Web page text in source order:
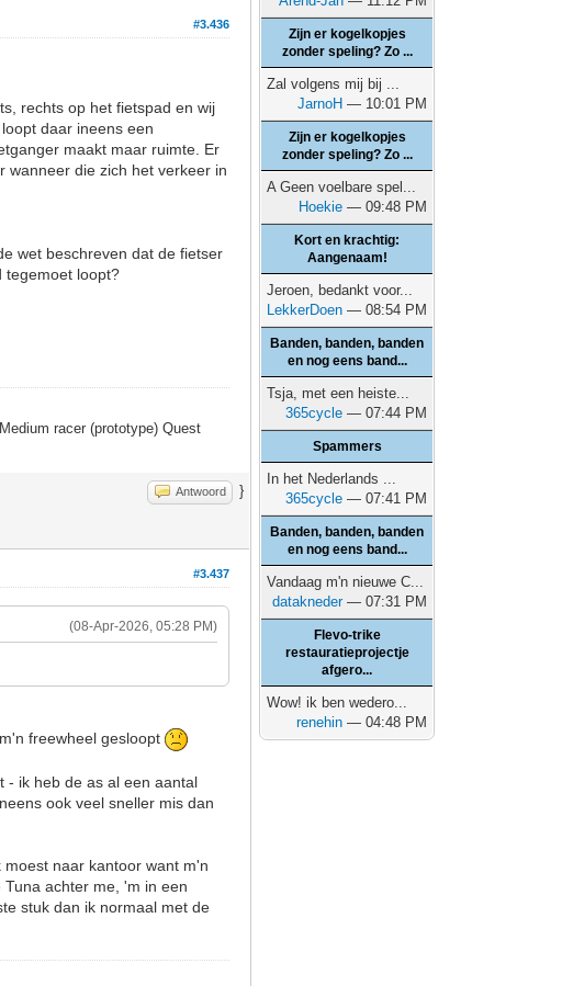
#3.436
rechts op het fietspad en wij
daar ineens een
maakt maar ruimte. Er
wanneer die zich het verkeer in
wet beschreven dat de fietser
tegemoet loopt?
racer (prototype) Quest
Antwoord }
#3.437
(08-Apr-2026, 05:28 PM)
freewheel gesloopt
- ik heb de as al een aantal
ook veel sneller mis dan
naar kantoor want m'n
achter me, 'm in een
stuk dan ik normaal met de
Zijn er kogelkopjes
zonder speling? Zo ...
Zal volgens mij bij ...
JarnoH — 10:01 PM
Zijn er kogelkopjes
zonder speling? Zo ...
A Geen voelbare spel...
Hoekie — 09:48 PM
Kort en krachtig:
Aangenaam!
Jeroen, bedankt voor...
LekkerDoen — 08:54 PM
Banden, banden, banden
en nog eens band...
Tsja, met een heiste...
365cycle — 07:44 PM
Spammers
In het Nederlands ...
365cycle — 07:41 PM
Banden, banden, banden
en nog eens band...
Vandaag m'n nieuwe C...
datakneder— 07:31 PM
Flevo-trike
restauratieprojectje
afgero...
Wow! ik ben wedero...
renehin — 04:48 PM